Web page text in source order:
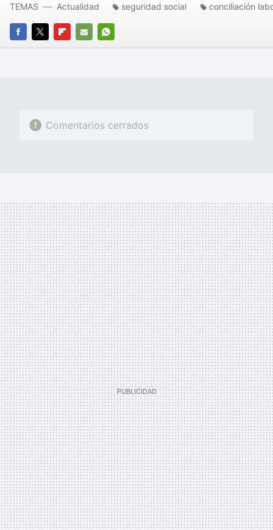
FACEBOOK
TWITTERFLIPBOARD
E-
WHATSAPP
TEMAS Actualidad seguridad social conciliación
Comentarios cerrados